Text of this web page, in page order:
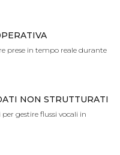
prese in tempo reale durante
NON STRUTTURATI
gestire flussi vocali in